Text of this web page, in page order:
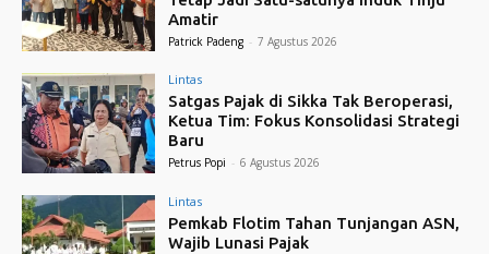
Amatir
Patrick Padeng - 7 Agustus 2026
Lintas
Satgas Pajak di Sikka Tak Beroperasi,
Ketua Tim: Fokus Konsolidasi Strategi
Baru
Petrus Popi - 6 Agustus 2026
Lintas
Pemkab Flotim Tahan Tunjangan ASN,
Wajib Lunasi Pajak